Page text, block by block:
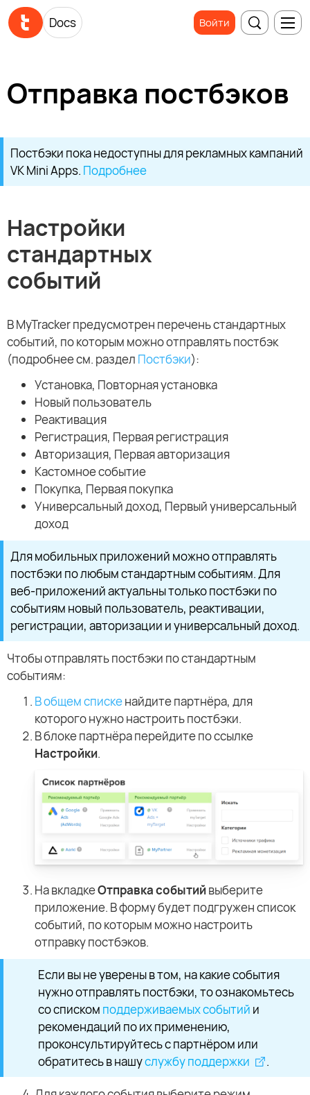
Docs Войти
Отправка постбэков
Постбэки пока недоступны для рекламных кампаний
VK Mini Apps. Подробнее
Настройки
стандартных
событий
В MyTracker предусмотрен перечень стандартных
событий, по которым можно отправлять постбэк
(подробнее см. раздел Постбэки):
Установка, Повторная установка
Новый пользователь
Реактивация
Регистрация, Первая регистрация
Авторизация, Первая авторизация
Кастомное событие
Покупка, Первая покупка
Универсальный доход, Первый универсальный
доход
Для мобильных приложений можно отправлять
постбэки по любым стандартным событиям. Для
веб-приложений актуальны только постбэки по
событиям новый пользователь, реактивации,
регистрации, авторизации и универсальный доход.
Чтобы отправлять постбэки по стандартным
событиям:
В общем спискенайдите партнёра, для
которого нужно настроить постбэки.
В блоке партнёра перейдите по ссылке
Настройки.
На вкладкеОтправка событийвыберите
приложение. В форму будет подгружен список
событий, по которым можно настроить
отправку постбэков.
Если вы не уверены в том, на какие события
нужно отправлять постбэки, то ознакомьтесь
со списком поддерживаемых событий и
рекомендаций по их применению,
проконсультируйтесь с партнёром или
обратитесь в нашуслужбу поддержки .